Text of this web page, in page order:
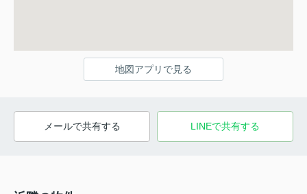
地図アプリで見る
メールで共有する LINEで共有する